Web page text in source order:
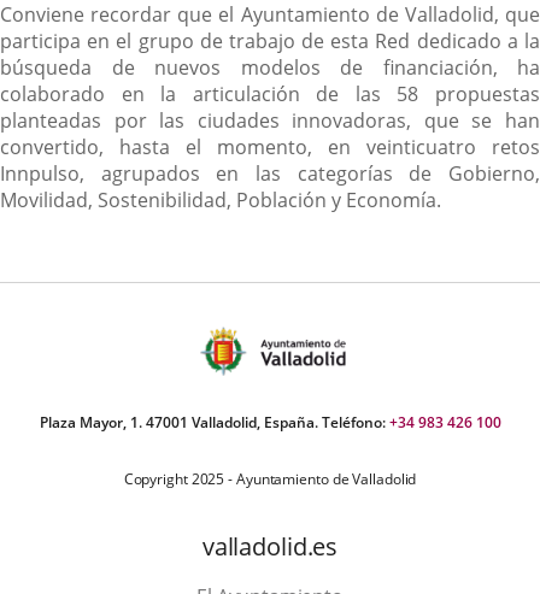
Conviene recordar que el Ayuntamiento de Valladolid, que
participa en el grupo de trabajo de esta Red dedicado a la
búsqueda de nuevos modelos de financiación, ha
colaborado en la articulación de las 58 propuestas
planteadas por las ciudades innovadoras, que se han
convertido, hasta el momento, en veinticuatro retos
Innpulso, agrupados en las categorías de Gobierno,
Movilidad, Sostenibilidad, Población y Economía.
Plaza Mayor, 1. 47001 Valladolid, España. Teléfono:+34 983 426 100
Copyright 2025 - Ayuntamiento de Valladolid
valladolid.es